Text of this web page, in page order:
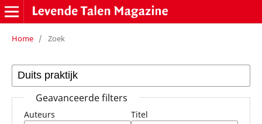
Home / Zoek
Geavanceerde filters
Auteurs Titel